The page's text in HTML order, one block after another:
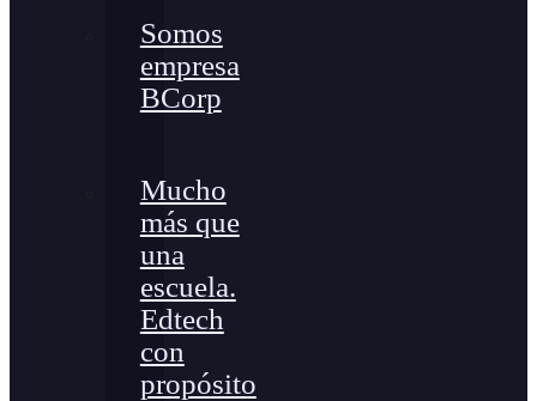
Somos
empresa
BCorp
Mucho
más que
una
escuela.
Edtech
con
propósito